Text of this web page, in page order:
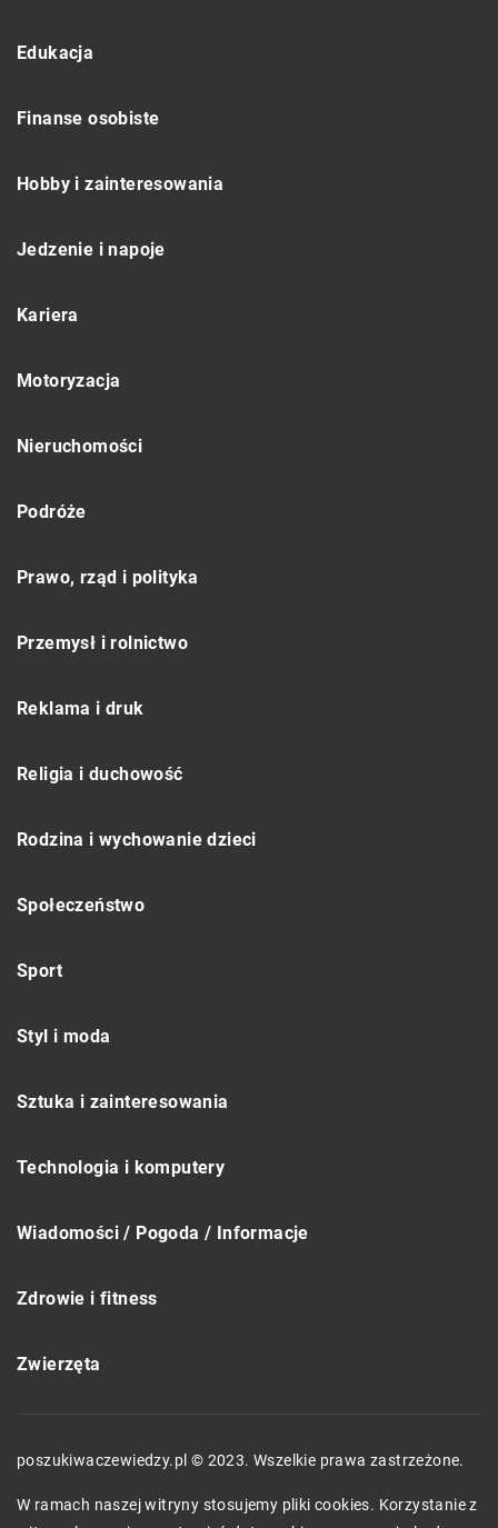
Edukacja
Finanse osobiste
Hobby i zainteresowania
Jedzenie i napoje
Kariera
Motoryzacja
Nieruchomości
Podróże
Prawo, rząd i polityka
Przemysł i rolnictwo
Reklama i druk
Religia i duchowość
Rodzina i wychowanie dzieci
Społeczeństwo
Sport
Styl i moda
Sztuka i zainteresowania
Technologia i komputery
Wiadomości / Pogoda / Informacje
Zdrowie i fitness
Zwierzęta
poszukiwaczewiedzy.pl © 2023. Wszelkie prawa zastrzeżone.
W ramach naszej witryny stosujemy pliki cookies. Korzystanie z